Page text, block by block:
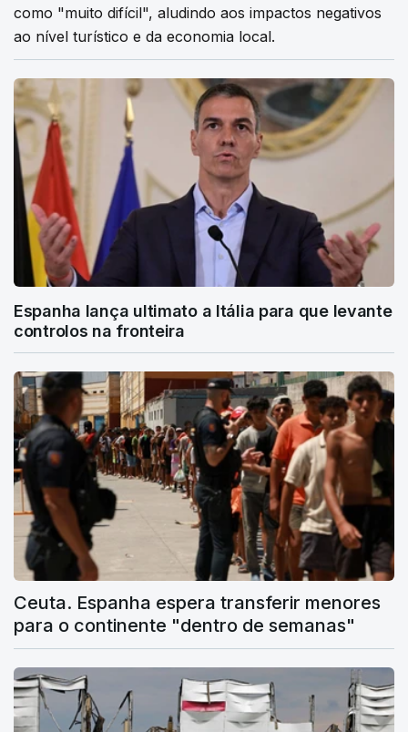
como "muito difícil", aludindo aos impactos negativos
ao nível turístico e da economia local.
Espanha lança ultimato a Itália para que levante
controlos na fronteira
Ceuta. Espanha espera transferir menores
para o continente "dentro de semanas"